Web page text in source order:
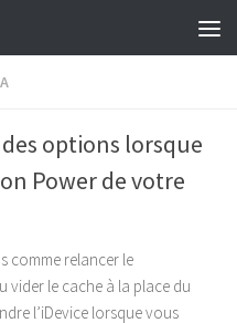
options lorsque
Power de votre
comme relancer le
vider le cache à la place du
l’iDevice lorsque vous